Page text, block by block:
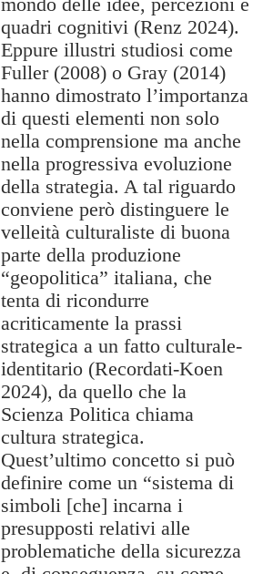
quadri cognitivi (Renz 2024).
Eppure illustri studiosi come
Fuller (2008) o Gray (2014)
hanno dimostrato l’importanza
di questi elementi non solo
nella comprensione ma anche
nella progressiva evoluzione
della strategia. A tal riguardo
conviene però distinguere le
velleità culturaliste di buona
parte della produzione
“geopolitica” italiana, che
tenta di ricondurre
acriticamente la prassi
strategica a un fatto culturale-
identitario (Recordati-Koen
2024), da quello che la
Scienza Politica chiama
cultura strategica.
Quest’ultimo concetto si può
definire come un “sistema di
simboli [che] incarna i
presupposti relativi alle
problematiche della sicurezza